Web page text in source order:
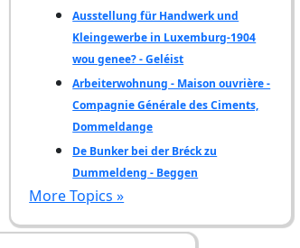
Ausstellung für Handwerk und
Kleingewerbe in Luxemburg-1904
wou genee? - Geléist
Arbeiterwohnung - Maison ouvrière -
Compagnie Générale des Ciments,
Dommeldange
De Bunker bei der Bréck zu
Dummeldeng - Beggen
More Topics »